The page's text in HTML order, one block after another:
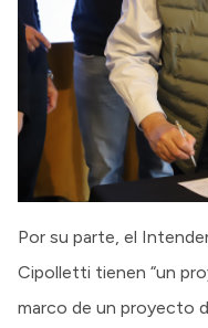
Por su parte, el
Cipolletti tienen “un
marco de un proyecto